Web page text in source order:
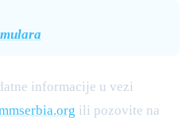
informacije u vezi
ili pozovite na